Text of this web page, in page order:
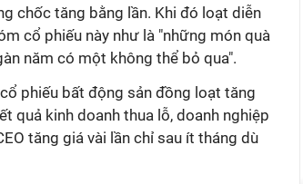
chốc tăng bằng lần. Khi đó loạt diễn
cổ phiếu này như là "những món quà
năm có một không thể bỏ qua".
phiếu bất động sản đồng loạt tăng
quả kinh doanh thua lỗ, doanh nghiệp
tăng giá vài lần chỉ sau ít tháng dù